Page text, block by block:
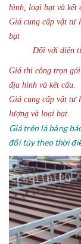
hình, loại bạt và kết
Giá cung cấp vật tư
bạt
Đối với diện
Giá thi công trọn
địa hình và kết cấu.
Giá cung cấp vật tư
lượng và loại bạt.
Giá trên là bảng
đổi tùy theo thời